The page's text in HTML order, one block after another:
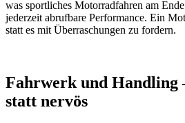
was sportliches Motorradfahren am
jederzeit abrufbare Performance. Ein
statt es mit Überraschungen zu fordern.
Fahrwerk und Handling
statt nervös